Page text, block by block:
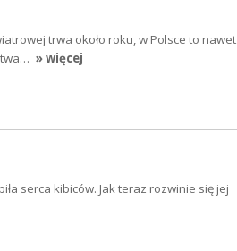
trwa około roku, w Polsce to nawet
» więcej
serca kibiców. Jak teraz rozwinie się jej